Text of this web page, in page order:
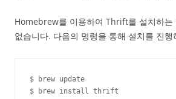
Homebrew를 이용하여 Thrift를 설치하는
없습니다. 다음의 명령을 통해 설치를 진행
$ brew update
$ brew install thrift